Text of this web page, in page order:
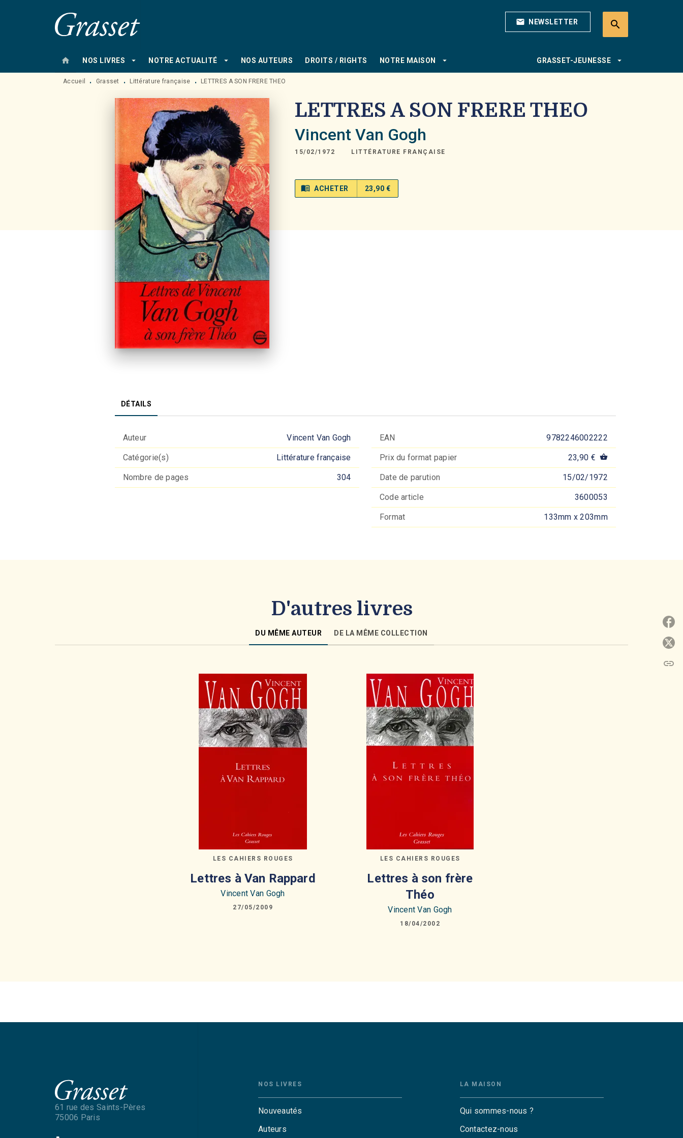
MENU RECHERCHE mail NEWSLETTER search
home NOS LIVRES arrow_drop_down NOTRE ACTUALITÉ arrow_drop_down NOS AUTEURS DROITS / RIGHTS NOTRE MAISON arrow_drop_down GRASSET-JEUNESSE arrow_drop_down
Accueil • Grasset • Littérature française • LETTRES A SON FRERE THEO
LETTRES A SON FRERE THEO
Vincent Van Gogh
15/02/1972 LITTÉRATURE FRANÇAISE
menu_book ACHETER 23,90 €
DÉTAILS
Auteur Vincent Van Gogh
Catégorie(s) Littérature française
Nombre de pages 304
EAN 9782246002222
Prix du format papier 23,90 € shopping_basket
Date de parution 15/02/1972
Code article 3600053
Format 133mm x 203mm
D'autres livres
DU MÊME AUTEUR DE LA MÊME COLLECTION
LES CAHIERS ROUGES
Lettres à Van Rappard
Vincent Van Gogh
27/05/2009
LES CAHIERS ROUGES
Lettres à son frère
Théo
Vincent Van Gogh
18/04/2002
link
61 rue des Saints-Pères
75006 Paris
NOS LIVRES
Nouveautés
Auteurs
LA MAISON
Qui sommes-nous ?
Contactez-nous